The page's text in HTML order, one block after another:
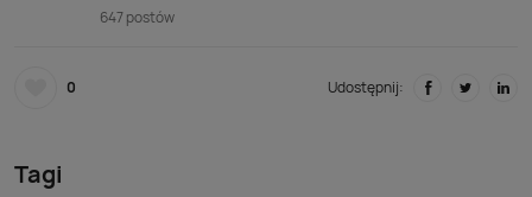
647 postów
0 Udostępnij:
Tagi